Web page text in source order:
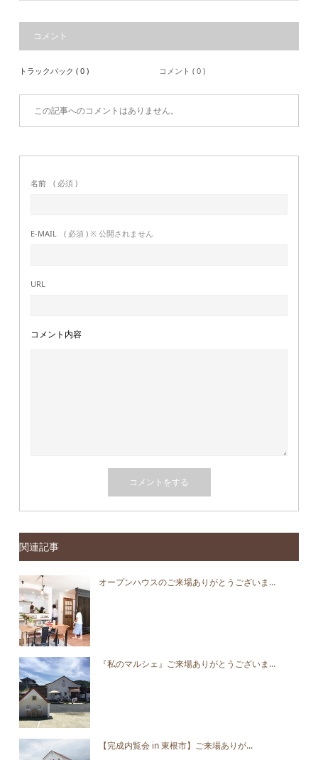
コメント
トラックバック ( 0 ) コメント ( 0 )
この記事へのコメントはありません。
名前 ( 必須 )
E-MAIL ( 必須 ) ※ 公開されません
URL
コメント内容
関連記事
オープンハウスのご来場ありがとうございま...
『私のマルシェ』ご来場ありがとうございま...
【完成内覧会 in 東根市】ご来場ありが...